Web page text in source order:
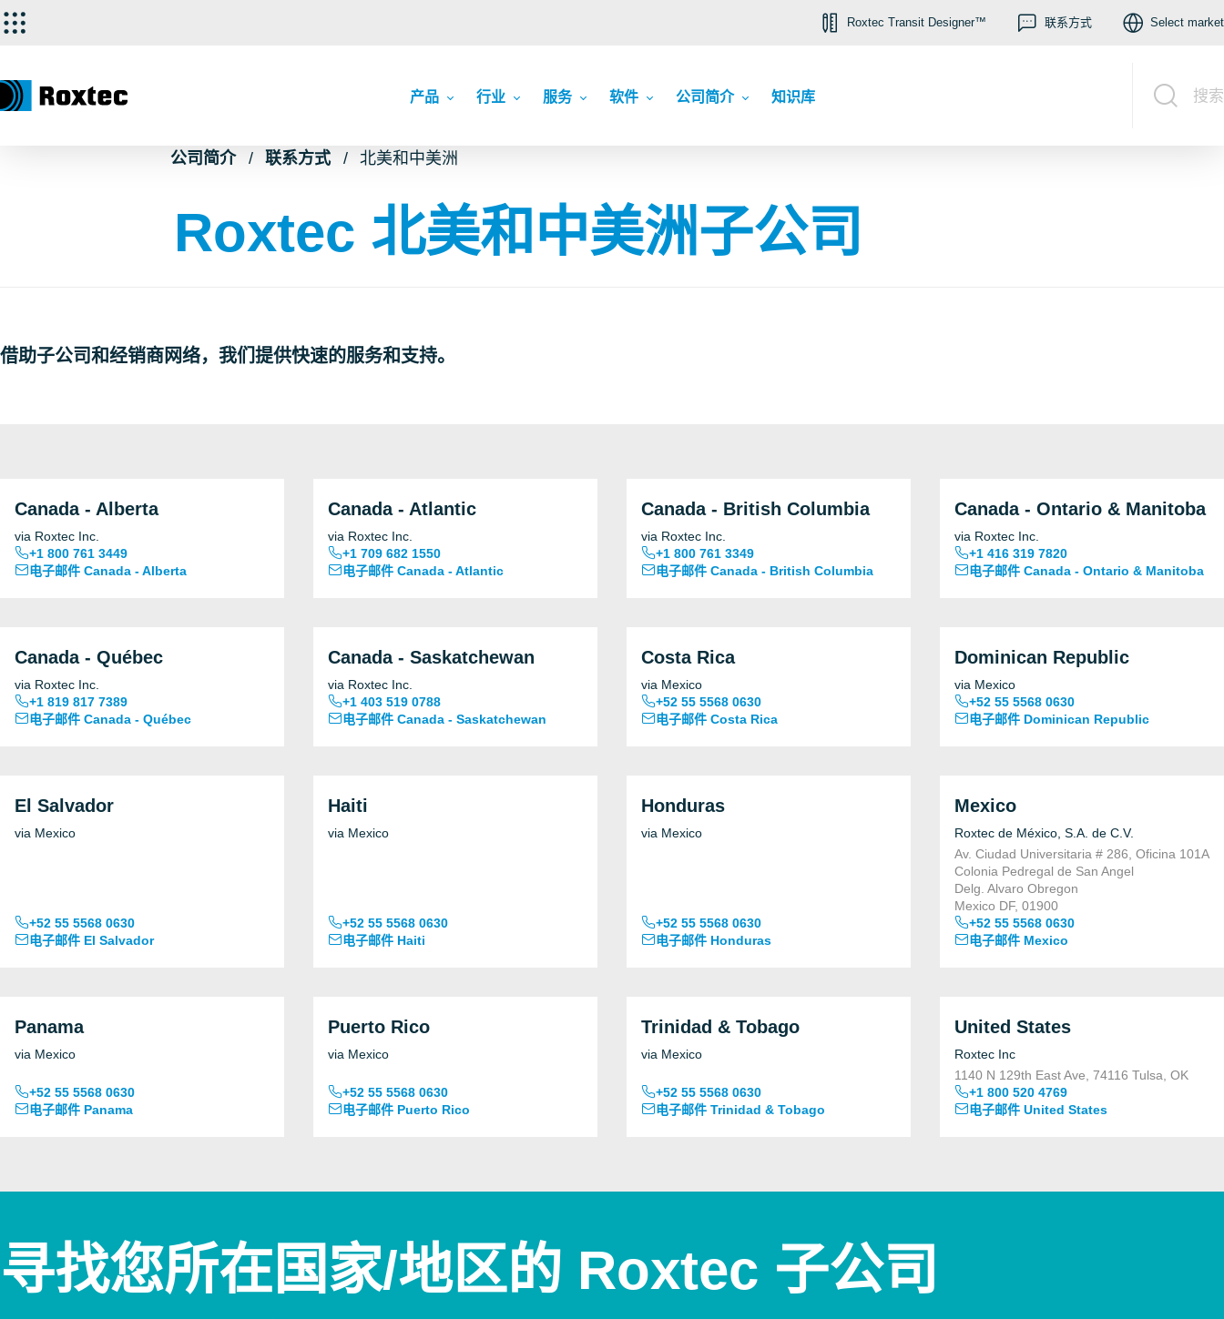
Roxtec Transit Designer™ 联系方式 Select market
产品 行业 服务 软件 公司简介 知识库 搜索
公司简介 联系方式 北美和中美洲
Roxtec 北美和中美洲子公司
借助子公司和经销商网络，我们提供快速的服务和支持。
Canada - Alberta
via Roxtec Inc.
+1 800 761 3449
电子邮件 Canada - Alberta
Canada - Atlantic
via Roxtec Inc.
+1 709 682 1550
电子邮件 Canada - Atlantic
Canada - British Columbia
via Roxtec Inc.
+1 800 761 3349
电子邮件 Canada - British Columbia
Canada - Ontario & Manitoba
via Roxtec Inc.
+1 416 319 7820
电子邮件 Canada - Ontario & Manitoba
Canada - Québec
via Roxtec Inc.
+1 819 817 7389
电子邮件 Canada - Québec
Canada - Saskatchewan
via Roxtec Inc.
+1 403 519 0788
电子邮件 Canada - Saskatchewan
Costa Rica
via Mexico
+52 55 5568 0630
电子邮件 Costa Rica
Dominican Republic
via Mexico
+52 55 5568 0630
电子邮件 Dominican Republic
El Salvador
via Mexico
+52 55 5568 0630
电子邮件 El Salvador
Haiti
via Mexico
+52 55 5568 0630
电子邮件 Haiti
Honduras
via Mexico
+52 55 5568 0630
电子邮件 Honduras
Mexico
Roxtec de México, S.A. de C.V.
Av. Ciudad Universitaria # 286, Oficina 101A
Colonia Pedregal de San Angel
Delg. Alvaro Obregon
Mexico DF, 01900
+52 55 5568 0630
电子邮件 Mexico
Panama
via Mexico
+52 55 5568 0630
电子邮件 Panama
Puerto Rico
via Mexico
+52 55 5568 0630
电子邮件 Puerto Rico
Trinidad & Tobago
via Mexico
+52 55 5568 0630
电子邮件 Trinidad & Tobago
United States
Roxtec Inc
1140 N 129th East Ave, 74116 Tulsa, OK
+1 800 520 4769
电子邮件 United States
寻找您所在国家/地区的 Roxtec 子公司